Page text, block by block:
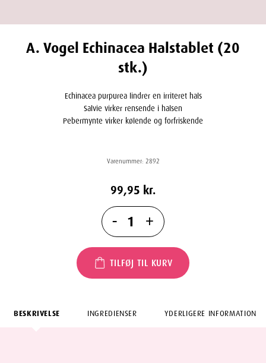
A. Vogel Echinacea Halstablet (20
stk.)
Echinacea purpurea lindrer en irriteret hals
Salvie virker rensende i halsen
Pebermynte virker kølende og forfriskende
Varenummer: 2892
99,95 kr.
- +
TILFØJ TIL KURV
BESKRIVELSE INGREDIENSER YDERLIGERE INFORMATION